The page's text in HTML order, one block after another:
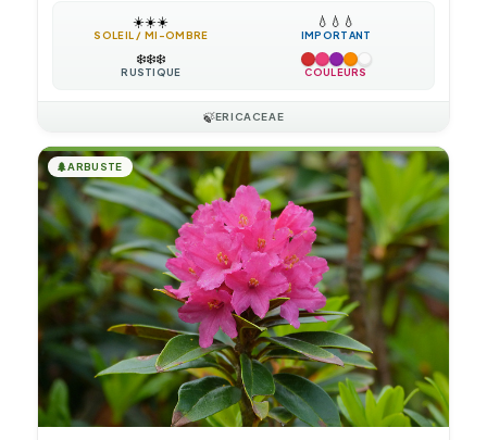
☀️☀️☀️
SOLEIL / MI-OMBRE
💧 💧 💧
IMPORTANT
❄️❄️❄️
RUSTIQUE COULEURS
🍃ERICACEAE
🌲ARBUSTE